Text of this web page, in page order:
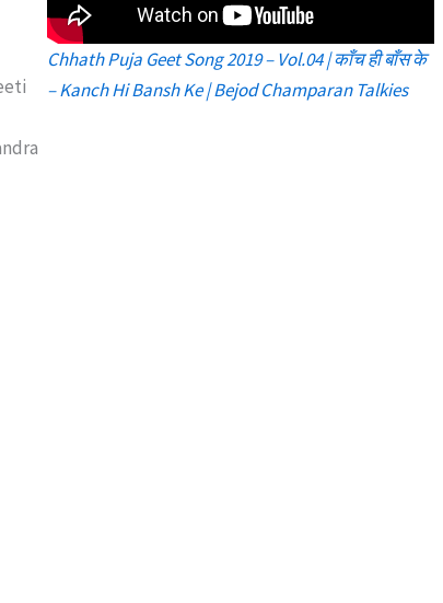
Chhath Puja Geet Song 2019 – Vol.04 | काँच ही बाँस के
– Kanch Hi Bansh Ke | Bejod Champaran Talkies